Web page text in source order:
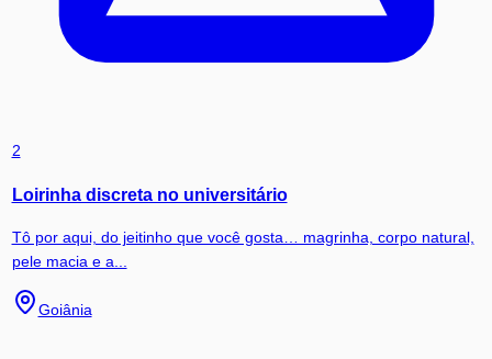
2
Loirinha discreta no universitário
Tô por aqui, do jeitinho que você gosta… magrinha, corpo natural,
pele macia e a...
Goiânia